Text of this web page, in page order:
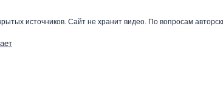
источников. Сайт не хранит видео. По вопросам